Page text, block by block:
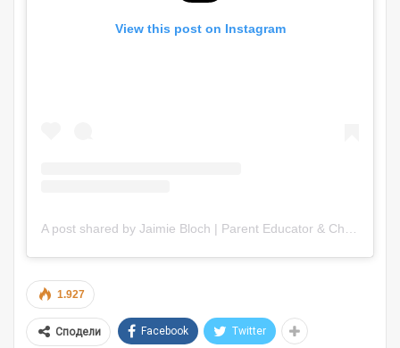
View this post on Instagram
1.927
Сподели Facebook Twitter